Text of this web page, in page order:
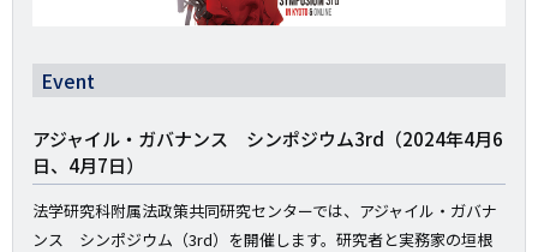
Event
アジャイル・ガバナンス シンポジウム3rd（2024年4月6
日、4月7日）
法学研究科附属法政策共同研究センターでは、アジャイル・ガバナ
ンス シンポジウム（3rd）を開催します。研究者と実務家の垣根